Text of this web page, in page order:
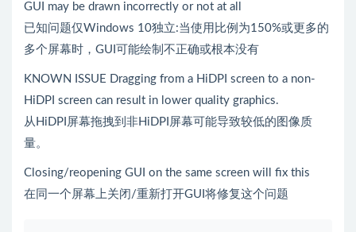
GUI may be drawn incorrectly or not at all
已知问题仅Windows 10独立:当使用比例为150%或更多的
多个屏幕时，GUI可能绘制不正确或根本没有
KNOWN ISSUE Dragging from a HiDPI screen to a non-
HiDPI screen can result in lower quality graphics.
从HiDPI屏幕拖拽到非HiDPI屏幕可能导致较低的图像质
量。
Closing/reopening GUI on the same screen will fix this
在同一个屏幕上关闭/重新打开GUI将修复这个问题